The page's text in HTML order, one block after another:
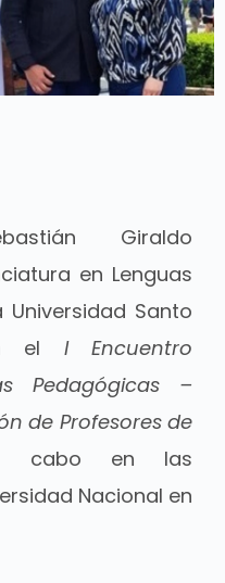
Giraldo
en Lenguas
Universidad Santo
el I Encuentro
Pedagógicas –
de Profesores de
cabo en las
Nacional en